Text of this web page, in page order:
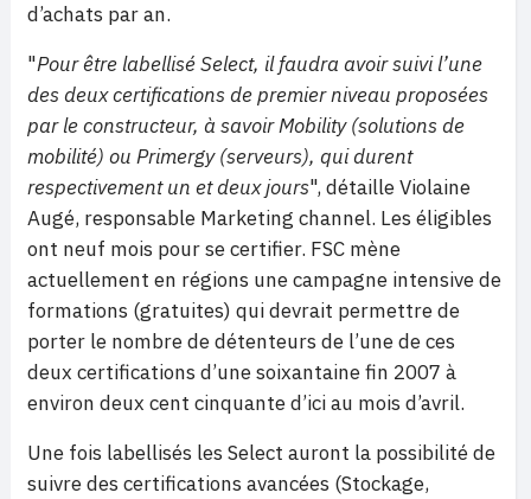
d’achats par an.
"Pour être labellisé Select, il faudra avoir suivi l’une
des deux certifications de premier niveau proposées
par le constructeur, à savoir Mobility (solutions de
mobilité) ou Primergy (serveurs), qui durent
respectivement un et deux jours", détaille Violaine
Augé, responsable Marketing channel. Les éligibles
ont neuf mois pour se certifier. FSC mène
actuellement en régions une campagne intensive de
formations (gratuites) qui devrait permettre de
porter le nombre de détenteurs de l’une de ces
deux certifications d’une soixantaine fin 2007 à
environ deux cent cinquante d’ici au mois d’avril.
Une fois labellisés les Select auront la possibilité de
suivre des certifications avancées (Stockage,